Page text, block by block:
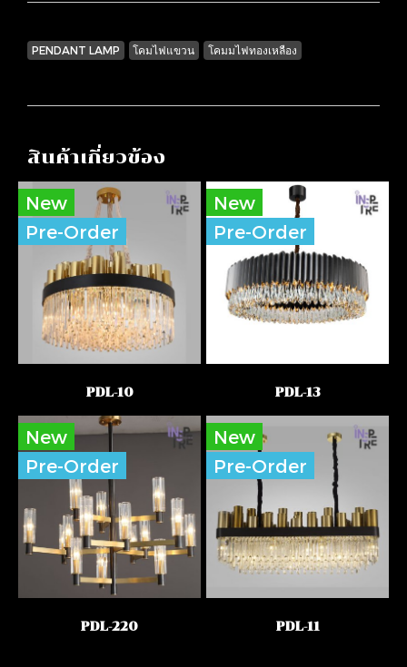
PENDANT LAMP โคมไฟแขวน โคมมไฟทองเหลือง
สินค้าเกี่ยวข้อง
New
Pre-Order
PDL-10
New
Pre-Order
PDL-13
New
Pre-Order
PDL-220
New
Pre-Order
PDL-11